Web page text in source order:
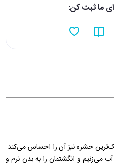
ما ثبت کن:
حشره نیز آن را احساس می‌کند.
می‌زنیم و انگشتمان را به بدن نرم و